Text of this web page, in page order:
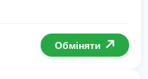
Обміняти